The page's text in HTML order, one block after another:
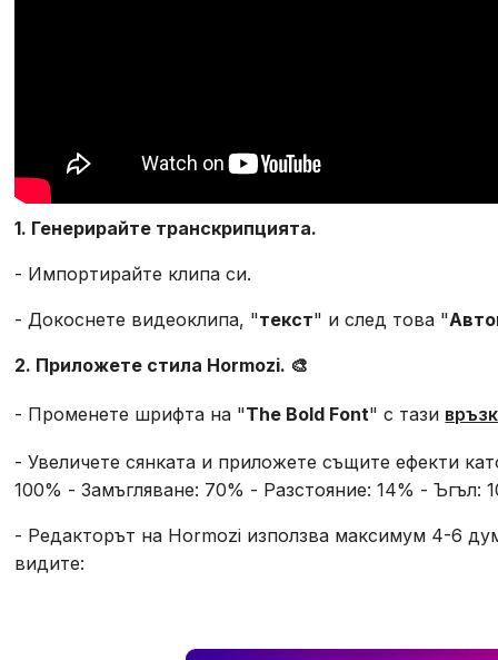
1. Генерирайте транскрипцията.
- Импортирайте клипа си.
- Докоснете видеоклипа, "текст" и след това "
2. Приложете стила Hormozi. 🎨
- Променете шрифта на "The Bold Font" с тази
- Увеличете сянката и приложете същите ефекти
100% - Замъгляване: 70% - Разстояние: 14% - Ъгъл:
- Редакторът на Hormozi използва максимум 4-6
видите: